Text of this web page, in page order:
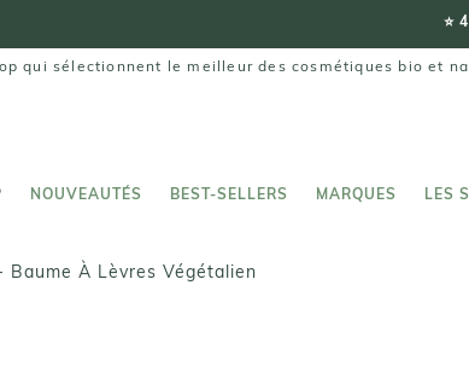
⭐️
qui sélectionnent le meilleur des cosmétiques bio et
NOUVEAUTÉS
BEST-SELLERS
MARQUES
LES
Baume À Lèvres Végétalien